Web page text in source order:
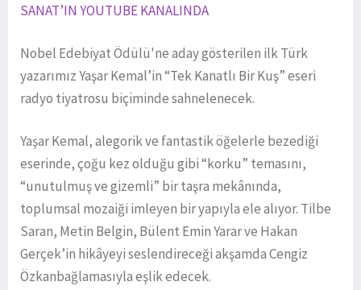
SANAT’IN YOUTUBE KANALINDA
Nobel Edebiyat Ödülü'ne aday gösterilen ilk Türk
yazarımız Yaşar Kemal’in “Tek Kanatlı Bir Kuş” eseri
radyo tiyatrosu biçiminde sahnelenecek.
Yaşar Kemal, alegorik ve fantastik öğelerle bezediği
eserinde, çoğu kez olduğu gibi “korku” temasını,
“unutulmuş ve gizemli” bir taşra mekânında,
toplumsal mozaiği imleyen bir yapıyla ele alıyor. Tilbe
Saran, Metin Belgin, Bülent Emin Yarar ve Hakan
Gerçek’in hikâyeyi seslendireceği akşamda Cengiz
Özkanbağlamasıyla eşlik edecek.